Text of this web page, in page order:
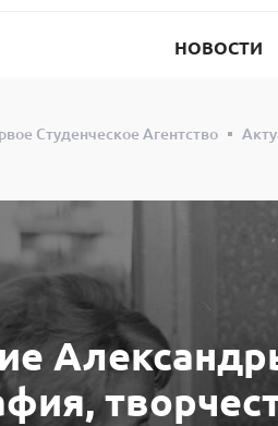
НОВОСТИ
Студенческое Агентство